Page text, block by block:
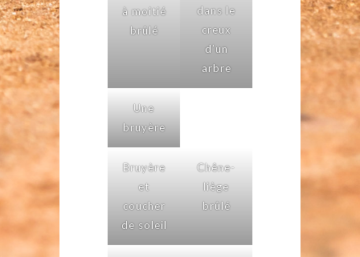
à moitié
brûlé
dans le
creux
d’un
arbre
Une
bruyère
Bruyère
et
coucher
de soleil
Chêne-
liège
brûlé